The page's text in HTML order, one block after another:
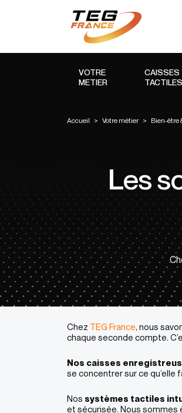
VOTRE
METIER
CAISSES
TACTILES
Accueil > Votre métier > Bien-être
Les
Chez TEG France, nous
chaque seconde compte.
Nos caisses
se concentrer sur ce qu’elle
Nos systèmes tactiles
et sécurisée. Nous sommes